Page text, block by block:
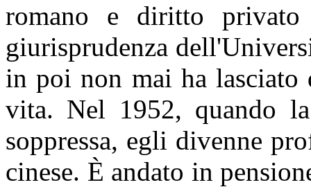
romano e diritto privato
giurisprudenza
in poi non mai ha lasciato
vita. Nel 1952, quando
soppressa, egli divenne
cinese. È andato in